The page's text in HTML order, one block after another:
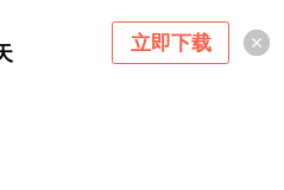
立即下载